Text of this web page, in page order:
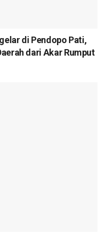
di Pendopo Pati,
dari Akar Rumput